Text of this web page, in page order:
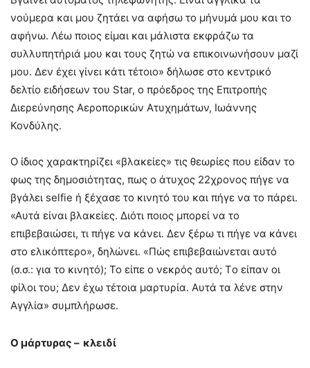
νούμερα και μου ζητάει να αφήσω το μήνυμά μου και το
αφήνω. Λέω ποιoς είμαι και μάλιστα εκφράζω τα
συλλυπητήριά μου και τους ζητώ να επικοινωνήσουν μαζί
μου. Δεν έχει γίνει κάτι τέτοιο» δήλωσε στο κεντρικό
δελτίο ειδήσεων του Star, ο πρόεδρος της Επιτροπής
Διερεύνησης Αεροπορικών Ατυχημάτων, Ιωάννης
Κονδύλης.
Ο ίδιος χαρακτηρίζει «βλακείες» τις θεωρίες που είδαν το
φως της δημοσιότητας, πως ο άτυχος 22χρονος πήγε να
βγάλει selfie ή ξέχασε το κινητό του και πήγε να το πάρει.
«Αυτά είναι βλακείες. Διότι ποιος μπορεί να το
επιβεβαιώσει, τι πήγε να κάνει. Δεν ξέρω τι πήγε να κάνει
στο ελικόπτερο», δηλώνει. «Πώς επιβεβαιώνεται αυτό
(σ.σ.: για το κινητό); Το είπε ο νεκρός αυτό; Tο είπαν οι
φίλοι του; Δεν έχω τέτοια μαρτυρία. Αυτά τα λένε στην
Αγγλία» συμπλήρωσε.
Ο μάρτυρας – κλειδί